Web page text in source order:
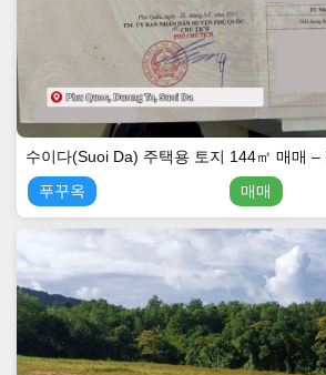
수이다(Suoi Da) 주택용 토지 144㎡ 매매 –
푸꾸옥
매매